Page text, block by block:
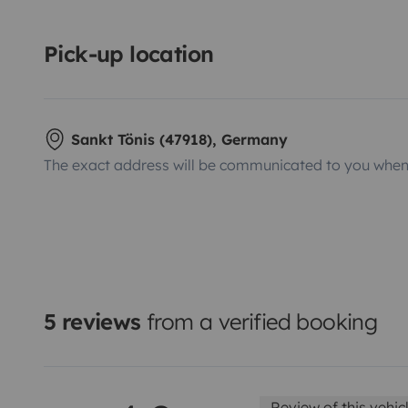
Pick-up location
Sankt Tönis (47918), Germany
The exact address will be communicated to you
5 reviews from a verified booking